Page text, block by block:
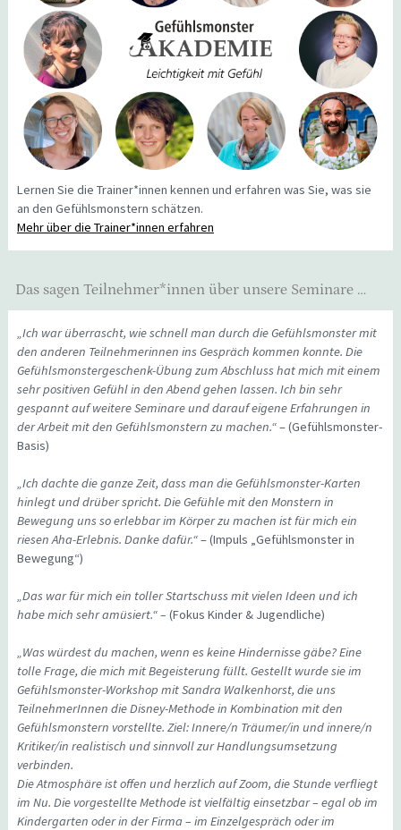
Lernen Sie die Trainer*innen kennen und erfahren was Sie, was sie
an den Gefühlsmonstern schätzen.
Mehr über die Trainer*innen erfahren
Das sagen Teilnehmer*innen über unsere Seminare …
„Ich war überrascht, wie schnell man durch die Gefühlsmonster mit
den anderen Teilnehmerinnen ins Gespräch kommen konnte. Die
Gefühlsmonstergeschenk-Übung zum Abschluss hat mich mit einem
sehr positiven Gefühl in den Abend gehen lassen. Ich bin sehr
gespannt auf weitere Seminare und darauf eigene Erfahrungen in
der Arbeit mit den Gefühlsmonstern zu machen.“– (Gefühlsmonster-
Basis)
„Ich dachte die ganze Zeit, dass man die Gefühlsmonster-Karten
hinlegt und drüber spricht. Die Gefühle mit den Monstern in
Bewegung uns so erlebbar im Körper zu machen ist für mich ein
riesen Aha-Erlebnis. Danke dafür.“– (Impuls „Gefühlsmonster in
Bewegung“)
„Das war für mich ein toller Startschuss mit vielen Ideen und ich
habe mich sehr amüsiert.“ – (Fokus Kinder & Jugendliche)
„Was würdest du machen, wenn es keine Hindernisse gäbe? Eine
tolle Frage, die mich mit Begeisterung füllt. Gestellt wurde sie im
Gefühlsmonster-Workshop mit Sandra Walkenhorst, die uns
TeilnehmerInnen die Disney-Methode in Kombination mit den
Gefühlsmonstern vorstellte. Ziel: Innere/n Träumer/in und innere/n
Kritiker/in realistisch und sinnvoll zur Handlungsumsetzung
verbinden.
Die Atmosphäre ist offen und herzlich auf Zoom, die Stunde verfliegt
im Nu. Die vorgestellte Methode ist vielfältig einsetzbar – egal ob im
Kindergarten oder in der Firma – im Einzelgespräch oder im